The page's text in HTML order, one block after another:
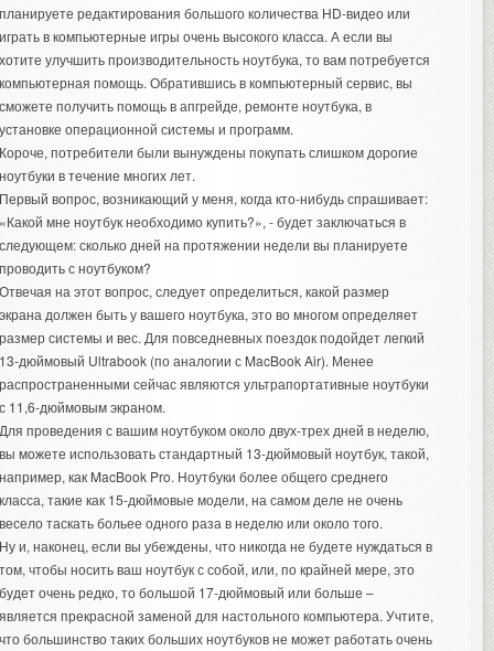
редактирования большого количества HD-видео или
в компьютерные игры очень высокого класса. А если вы
улучшить производительность ноутбука, то вам потребуется
помощь. Обратившись в компьютерный сервис, вы
получить помощь в апгрейде, ремонте ноутбука, в
операционной системы и программ.
потребители были вынуждены покупать слишком дорогие
в течение многих лет.
вопрос, возникающий у меня, когда кто-нибудь спрашивает:
мне ноутбук необходимо купить?», - будет заключаться в
сколько дней на протяжении недели вы планируете
с ноутбуком?
на этот вопрос, следует определиться, какой размер
должен быть у вашего ноутбука, это во многом определяет
системы и вес. Для повседневных поездок подойдет легкий
дюймовый Ultrabook (по аналогии с MacBook Air). Менее
сейчас являются ультрапортативные ноутбуки
11,6-дюймовым экраном.
проведения с вашим ноутбуком около двух-трех дней в неделю,
можете использовать стандартный 13-дюймовый ноутбук, такой,
как MacBook Pro. Ноутбуки более общего среднего
такие как 15-дюймовые модели, на самом деле не очень
таскать больее одного раза в неделю или около того.
и, наконец, если вы убеждены, что никогда не будете нуждаться в
чтобы носить ваш ноутбук с собой, или, по крайней мере, это
очень редко, то большой 17-дюймовый или больше –
прекрасной заменой для настольного компьютера. Учтите,
большинство таких больших ноутбуков не может работать очень